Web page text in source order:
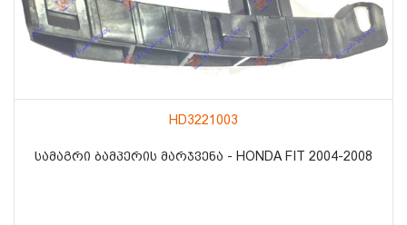
HD3221003
ᲡᲐᲛᲐᲒᲠᲘ ᲑᲐᲛᲞᲔᲠᲘᲡ ᲛᲐᲠᲯᲕᲔᲜᲐ - HONDA FIT 2004-2008